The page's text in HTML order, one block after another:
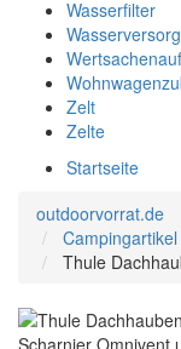
Wasserfilter
Zelt
Zelte
Startseite
outdoorvorrat.de
Thule